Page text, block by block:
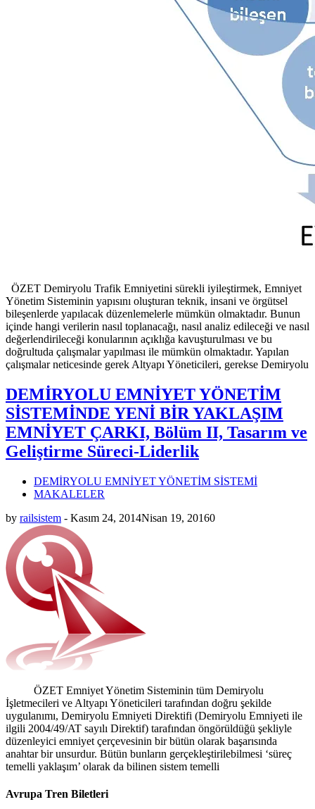
ÖZET Demiryolu Trafik Emniyetini sürekli iyileştirmek, Emniyet
Yönetim Sisteminin yapısını oluşturan teknik, insani ve örgütsel
bileşenlerde yapılacak düzenlemelerle mümkün olmaktadır. Bunun
içinde hangi verilerin nasıl toplanacağı, nasıl analiz edileceği ve nasıl
değerlendirileceği konularının açıklığa kavuşturulması ve bu
doğrultuda çalışmalar yapılması ile mümkün olmaktadır. Yapılan
çalışmalar neticesinde gerek Altyapı Yöneticileri, gerekse Demiryolu
DEMİRYOLU EMNİYET YÖNETİM
SİSTEMİNDE YENİ BİR YAKLAŞIM
EMNİYET ÇARKI, Bölüm II, Tasarım ve
Geliştirme Süreci-Liderlik
DEMİRYOLU EMNİYET YÖNETİM SİSTEMİ
MAKALELER
by railsistem - Kasım 24, 2014Nisan 19, 20160
ÖZET Emniyet Yönetim Sisteminin tüm Demiryolu
İşletmecileri ve Altyapı Yöneticileri tarafından doğru şekilde
uygulanımı, Demiryolu Emniyeti Direktifi (Demiryolu Emniyeti ile
ilgili 2004/49/AT sayılı Direktif) tarafından öngörüldüğü şekliyle
düzenleyici emniyet çerçevesinin bir bütün olarak başarısında
anahtar bir unsurdur. Bütün bunların gerçekleştirilebilmesi ‘süreç
temelli yaklaşım’ olarak da bilinen sistem temelli
Avrupa Tren Biletleri